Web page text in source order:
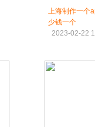
上海制作一个
少钱一个
2023-02-22